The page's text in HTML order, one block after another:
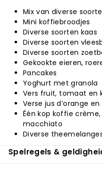
Mix van diverse
Mini koffiebroodjes
Diverse soorten kaas
Diverse soorten
Diverse soorten
Gekookte eieren,
Pancakes
Yoghurt met granola
Vers fruit, tomaat en
Verse jus d’orange
Één kop koffie
macchiato
Diverse
Spelregels &